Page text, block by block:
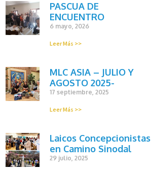
PASCUA DE
ENCUENTRO
6 mayo, 2026
Leer Más >>
MLC ASIA – JULIO Y
AGOSTO 2025-
17 septiembre, 2025
Leer Más >>
Laicos Concepcionistas
en Camino Sinodal
29 julio, 2025